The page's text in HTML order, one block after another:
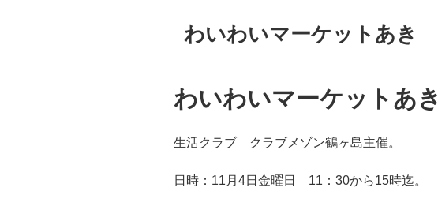
わいわいマーケットあき
わいわいマーケットあき
生活クラブ クラブメゾン鶴ヶ島主催。
日時：11月4日金曜日 11：30から15時迄。